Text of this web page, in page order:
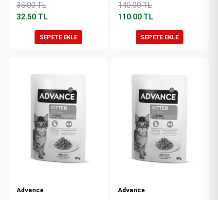
35.00TL
32.50TL
SEPETE EKLE
140.00TL
110.00 TL
SEPETE EKLE
Advance Advance